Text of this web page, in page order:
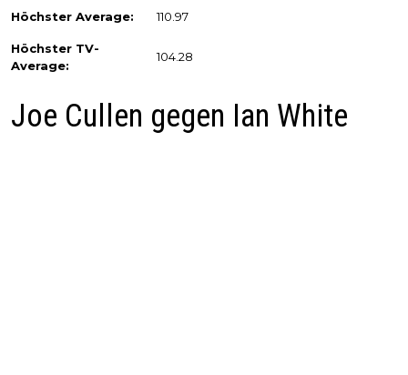
Höchster Average: 110.97
Höchster TV-
Average:
104.28
Joe Cullen gegen Ian White